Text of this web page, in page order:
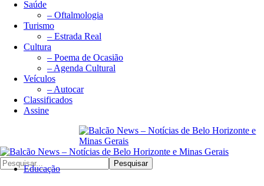
Saúde
– Oftalmologia
Turismo
– Estrada Real
Cultura
– Poema de Ocasião
– Agenda Cultural
Veículos
– Autocar
Classificados
Assine
Pesquisar
Educação